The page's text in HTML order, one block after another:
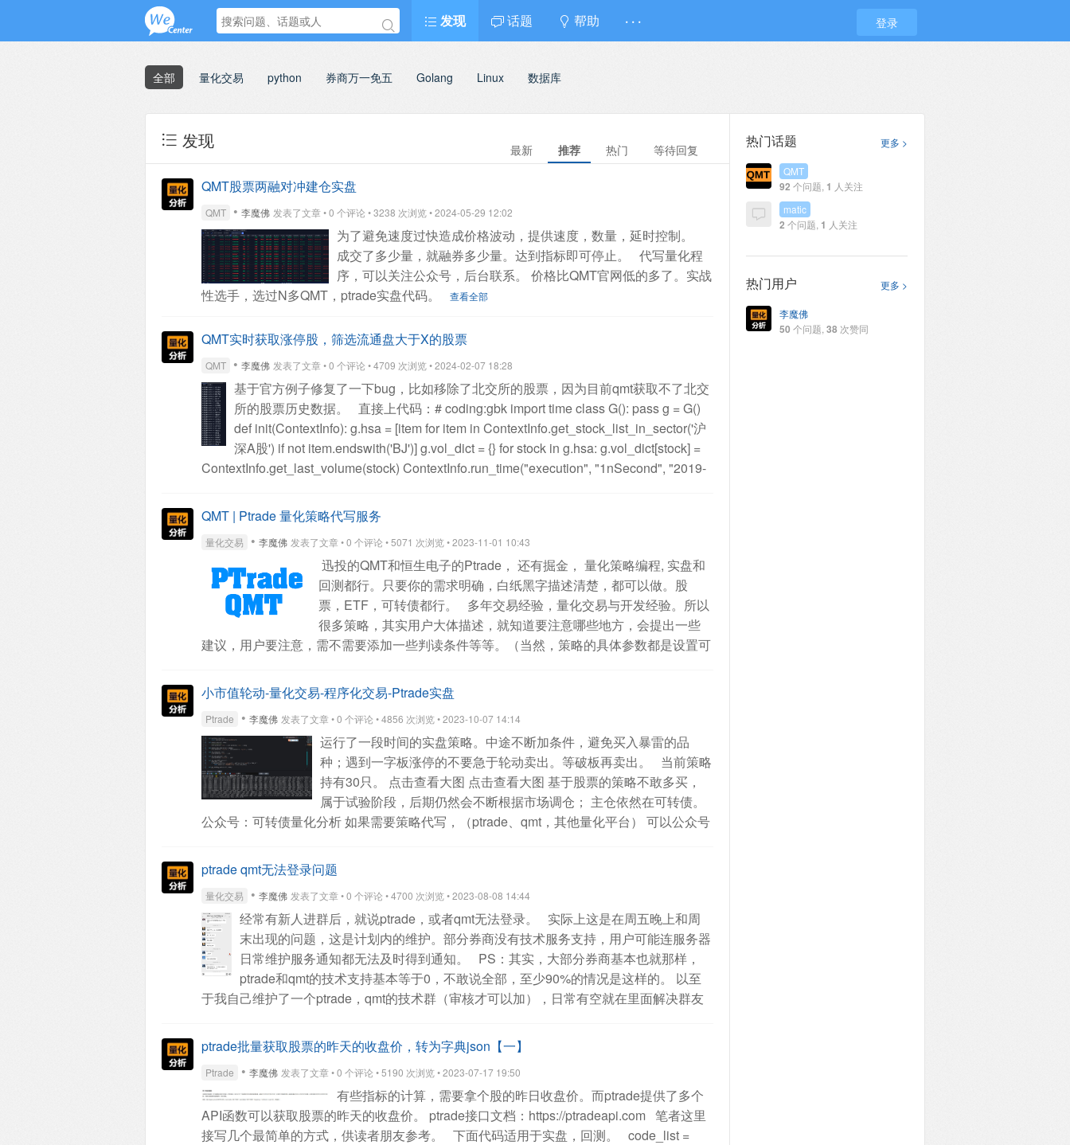
发现 话题 帮助 · · · 登录
全部 量化交易 python 券商万一免五 Golang Linux 数据库
等待回复
热门
推荐
最新
发现
QMT股票两融对冲建仓实盘
QMT • 李魔佛 发表了文章 • 0 个评论 • 3238 次浏览 • 2024-05-29 12:02
为了避免速度过快造成价格波动，提供速度，数量，延时控制。
成交了多少量，就融券多少量。达到指标即可停止。
代写量化程
序，可以关注公众号，后台联系。 价格比QMT官网低的多了。实战
性选手，选过N多QMT，ptrade实盘代码。
查看全部
QMT实时获取涨停股，筛选流通盘大于X的股票
QMT • 李魔佛 发表了文章 • 0 个评论 • 4709 次浏览 • 2024-02-07 18:28
基于官方例子修复了一下bug，比如移除了北交所的股票，因为目前qmt获取不了北交
所的股票历史数据。
直接上代码：# coding:gbkimport timeclass G(): passg = G()
def init(ContextInfo): g.hsa = [item for item in ContextInfo.get_stock_list_in_sector('沪
深A股') if not item.endswith('BJ')]g.vol_dict = {}for stock in g.hsa: g.vol_dict[stock] =
ContextInfo.get_last_volume(stock) ContextInfo.run_time("execution", "1nSecond", "2019-
ContextInfo.get_full_tick(g.hsa)total_market_value = 0
g.hsa: if full_tick[stock]['lastClose'] == 0:
full_tick[stock]['lastClose'] - 1rise_price = round(full_tick[stock]['lastClose'] * 1.2, 2) if
stock[0] == '3' or stock[:3] == '688' else round(full_tick[stock]['lastClose'] * 1.1, 2)# 如果要打
印涨停品种if abs(full_tick[stock]['lastPrice'] - rise_price) <0.01:print(f"涨停股票 {stock}
{ContextInfo.get_stock_name(stock)}")market_value = full_tick[stock]['lastPrice'] *
total_ratio += ratio * market_value total_market_value += market_value
count += 1# print(count)total_ratio /= total_market_valuetotal_ratio *= 100print(f'A股加权
可转债量化分析查看全部
QMT | Ptrade 量化策略代写服务
量化交易 • 李魔佛 发表了文章 • 0 个评论 • 5071 次浏览 • 2023-11-01 10:43
迅投的QMT和恒生电子的Ptrade， 还有掘金， 量化策略编程, 实盘和
回测都行。只要你的需求明确，白纸黑字描述清楚，都可以做。股
票，ETF，可转债都行。
多年交易经验，量化交易与开发经验。所以
很多策略，其实用户大体描述，就知道要注意哪些地方，会提出一些
建议，用户要注意，需不需要添加一些判读条件等等。（当然，策略的具体参数都是设置可
真正参数填上去就好了。） 有偿，收费，价格美丽。根据策略实际的复杂程度与预估的工
时，收费。（不根据代码数量，因为我写代码很精简）
因为他们官网也有提供策略代写服务。他们是不问你策略，直接是5000起步哦。然后根据
策略，在5000的基础上不断加。 咨询完，我都感觉我自己以前的报价太低了，呜。 PS：
之前还有迅投的前员工私底下接单写策略，然后到我的星球里面白嫖我的代码，调用我接口
数据，被我发现后举报到星球的。后面那个客户发现代码里面藏有我的公众号信息哈，找到
我让我修改接口数据哈。 需要的代写策略的盆友，可以关注公众号，在菜单栏那里的“代写
量化程序”或者 后台回复：策略代写，获取联系方式哦 扫码关注公众号： 查看全部
小市值轮动-量化交易-程序化交易-Ptrade实盘
Ptrade • 李魔佛 发表了文章 • 0 个评论 • 4856 次浏览 • 2023-10-07 14:14
运行了一段时间的实盘策略。中途不断加条件，避免买入暴雷的品
种；遇到一字板涨停的不要急于轮动卖出。等破板再卖出。
当前策略
持有30只。
点击查看大图 点击查看大图 基于股票的策略不敢多买，
属于试验阶段，后期仍然会不断根据市场调仓； 主仓依然在可转债。
公众号：可转债量化分析如果需要策略代写，（ptrade、qmt，其他量化平台）
可以公众号
ptrade qmt无法登录问题
量化交易 • 李魔佛 发表了文章 • 0 个评论 • 4700 次浏览 • 2023-08-08 14:44
经常有新人进群后，就说ptrade，或者qmt无法登录。
实际上这是在周五晚上和周
末出现的问题，这是计划内的维护。部分券商没有技术服务支持，用户可能连服务器
日常维护服务通知都无法及时得到通知。
PS：其实，大部分券商基本也就那样，
ptrade和qmt的技术支持基本等于0，不敢说全部，至少90%的情况是这样的。 以至
于我自己维护了一个ptrade，qmt的技术群（审核才可以加），日常有空就在里面解决群友
ptrade批量获取股票的昨天的收盘价，转为字典json【一】
Ptrade • 李魔佛 发表了文章 • 0 个评论 • 5190 次浏览 • 2023-07-17 19:50
有些指标的计算，需要拿个股的昨日收盘价。而ptrade提供了多个
API函数可以获取股票的昨天的收盘价。
ptrade接口文档：https://ptradeapi.com 笔者这里
接写几个最简单的方式，供读者朋友参考。
下面代码适用于实盘，回测。
code_list =
更多 >
热门话题
QMT
92 个问题, 1 人关注
matic
2 个问题, 1 人关注
更多 >
热门用户
李魔佛
50 个问题, 38次赞同